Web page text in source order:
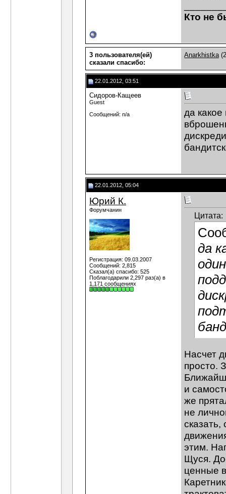
Кто не
3 пользователя(ей)
сказали cпасибо:
Anarkhistka
22.01.2012, 03:51
Сидоров-Кащеев
Guest
Сообщений: n/a
да
22.01.2012, 05:04
Юрий К.
Форумчанин
Регистрация: 09.03.2007
Сообщений: 2,815
Сказал(а) спасибо: 525
Поблагодарили 2,297 раз(а) в
1,171 сообщениях
Цитата:
да
Насчет
просто.
и
же
не
этим.
Щуся.
ценные